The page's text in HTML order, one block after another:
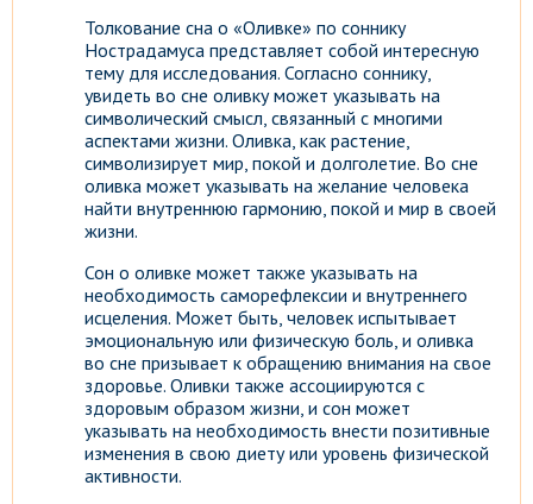
Толкование сна о «Оливке» по соннику
Нострадамуса представляет собой интересную
тему для исследования. Согласно соннику,
увидеть во сне оливку может указывать на
символический смысл, связанный с многими
аспектами жизни. Оливка, как растение,
символизирует мир, покой и долголетие. Во сне
оливка может указывать на желание человека
найти внутреннюю гармонию, покой и мир в своей
жизни.
Сон о оливке может также указывать на
необходимость саморефлексии и внутреннего
исцеления. Может быть, человек испытывает
эмоциональную или физическую боль, и оливка
во сне призывает к обращению внимания на свое
здоровье. Оливки также ассоциируются с
здоровым образом жизни, и сон может
указывать на необходимость внести позитивные
изменения в свою диету или уровень физической
активности.